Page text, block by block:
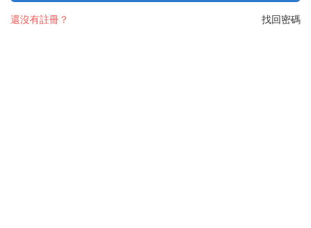
找回密碼
還沒有註冊？